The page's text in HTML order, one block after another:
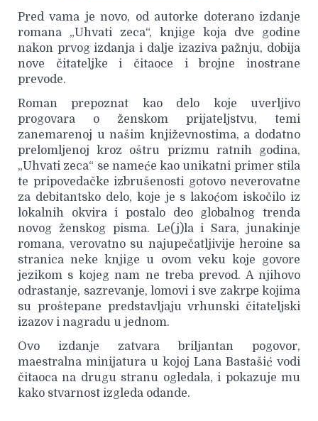
Pred vama je novo, od autorke doterano izdanje
romana „Uhvati zeca“, knjige koja dve godine
nakon prvog izdanja i dalje izaziva pažnju, dobija
nove čitateljke i čitaoce i brojne inostrane
prevode.
Roman prepoznat kao delo koje uverljivo
progovara o ženskom prijateljstvu, temi
zanemarenoj u našim književnostima, a dodatno
prelomljenoj kroz oštru prizmu ratnih godina,
„Uhvati zeca“ se nameće kao unikatni primer stila
te pripovedačke izbrušenosti gotovo neverovatne
za debitantsko delo, koje je s lakoćom iskočilo iz
lokalnih okvira i postalo deo globalnog trenda
novog ženskog pisma. Le(j)la i Sara, junakinje
romana, verovatno su najupečatljivije heroine sa
stranica neke knjige u ovom veku koje govore
jezikom s kojeg nam ne treba prevod. A njihovo
odrastanje, sazrevanje, lomovi i sve zakrpe kojima
su proštepane predstavljaju vrhunski čitateljski
izazov i nagradu u jednom.
Ovo izdanje zatvara briljantan pogovor,
maestralna minijatura u kojoj Lana Bastašić vodi
čitaoca na drugu stranu ogledala, i pokazuje mu
kako stvarnost izgleda odande.